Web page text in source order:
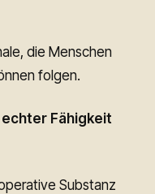
die Menschen
folgen.
Fähigkeit
Substanz